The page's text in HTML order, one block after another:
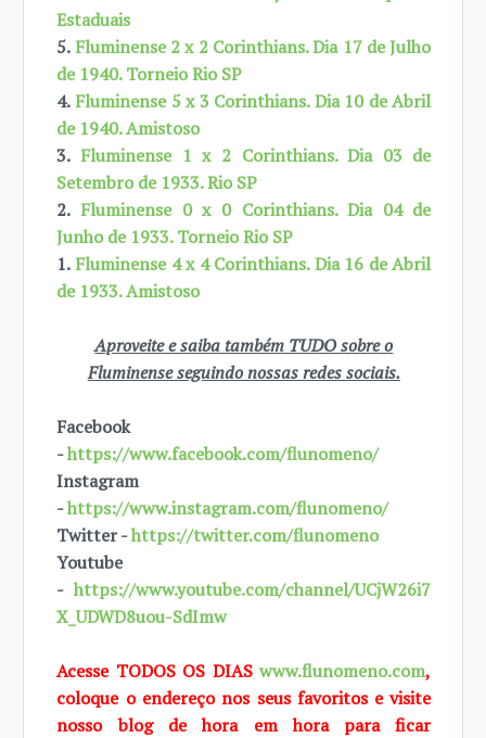
Estaduais
5. Fluminense 2 x 2 Corinthians. Dia 17 de Julho
de 1940. Torneio Rio SP
4. Fluminense 5 x 3 Corinthians. Dia 10 de Abril
de 1940. Amistoso
3. Fluminense 1 x 2 Corinthians. Dia 03 de
Setembro de 1933. Rio SP
2. Fluminense 0 x 0 Corinthians. Dia 04 de
Junho de 1933. Torneio Rio SP
1. Fluminense 4 x 4 Corinthians. Dia 16 de Abril
de 1933. Amistoso
Aproveite e saiba também TUDO sobre o
Fluminense seguindo nossas redes sociais.
Facebook
-https://www.facebook.com/flunomeno/
Instagram
-https://www.instagram.com/flunomeno/
Twitter -https://twitter.com/flunomeno
Youtube
-https://www.youtube.com/channel/UCjW26i7
X_UDWD8uou-SdImw
Acesse TODOS OS DIASwww.flunomeno.com,
coloque o endereço nos seus favoritos e visite
nosso blog de hora em hora para ficar